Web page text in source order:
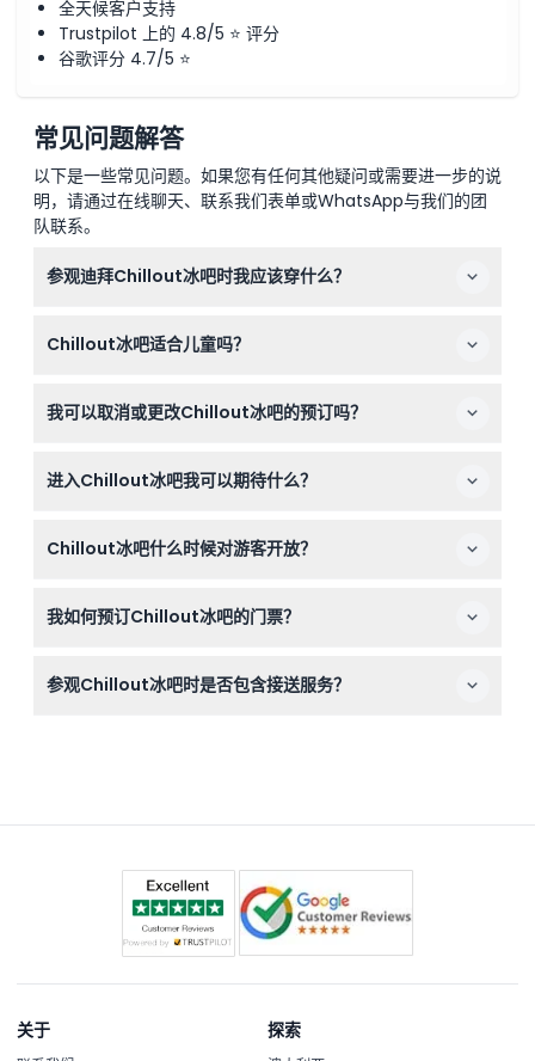
全天候客户支持
Trustpilot 上的 4.8/5 ⭐ 评分
谷歌评分 4.7/5 ⭐
常见问题解答
以下是一些常见问题。如果您有任何其他疑问或需要进一步的说
明，请通过在线聊天、联系我们表单或WhatsApp与我们的团
队联系。
参观迪拜Chillout冰吧时我应该穿什么？
包括带帽派克大衣、手套、鞋子和袜子，帮助您在零下6摄
Chillout冰吧适合儿童吗？
免费入场。每个人都可以享受这个适合家庭的冰吧体验。
我可以取消或更改Chillout冰吧的预订吗？
重新验证，请在此处在线预订前仔细规划您的访问。
进入Chillout冰吧我可以期待什么？
灯光照明的内部装潢，还提供免费热饮，如巧克力或茶。
Chillout冰吧什么时候对游客开放？
时间可能有所不同。您可以在此处在线预订时确认最新开放
我如何预订Chillout冰吧的门票？
前确保您的参观以获得最佳体验。
参观Chillout冰吧时是否包含接送服务？
关于 探索